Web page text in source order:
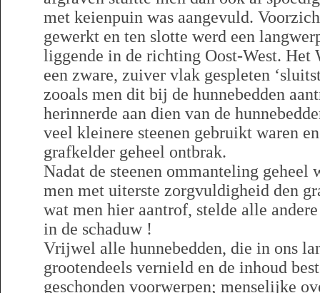
met keienpuin was aangevuld.
gewerkt en ten slotte werd een
liggende in de richting Oost-West. Het
een zware, zuiver vlak gespleten
zooals men dit bij de hunnebedden
herinnerde aan dien van de
veel kleinere steenen gebruikt waren
grafkelder geheel ontbrak.
Nadat de steenen ommanteling geheel
men met uiterste zorgvuldigheid den
wat men hier aantrof, stelde alle
in de schaduw !
Vrijwel alle hunnebedden, die in ons
grootendeels vernield en de inhoud
geschonden voorwerpen; menselijke